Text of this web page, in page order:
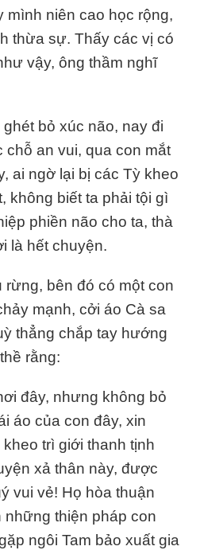
mình niên cao học rộng,
thừa sự. Thấy các vị có
vậy, ông thầm nghĩ
bỏ xúc não, nay đi
an vui, qua con mắt
ai ngờ lại bị các Tỳ kheo
không biết ta phải tội gì
phiền não cho ta, thà
là hết chuyện.
rừng, bên đó có một con
mạnh, cởi áo Cà sa
thẳng chắp tay hướng
rằng:
đây, nhưng không bỏ
áo của con đây, xin
trì giới thanh tịnh
xả thân này, được
vui vẻ! Họ hòa thuận
những thiện pháp con
ngôi Tam bảo xuất gia